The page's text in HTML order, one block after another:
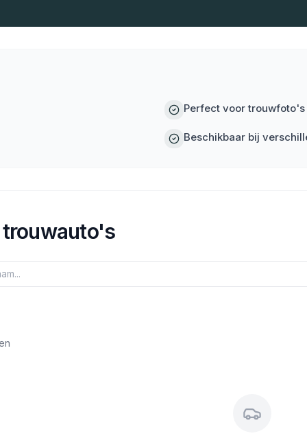
Perfect voor trouwfoto's
Beschikbaar bij